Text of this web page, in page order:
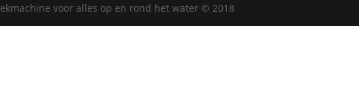
voor alles op en rond het water © 2018